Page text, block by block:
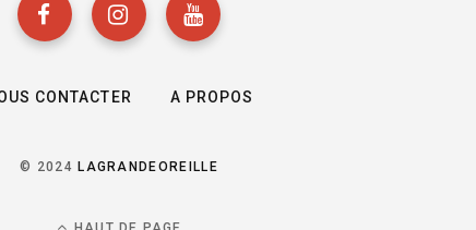
CONTACTER A PROPOS
© 2024 LAGRANDEOREILLE